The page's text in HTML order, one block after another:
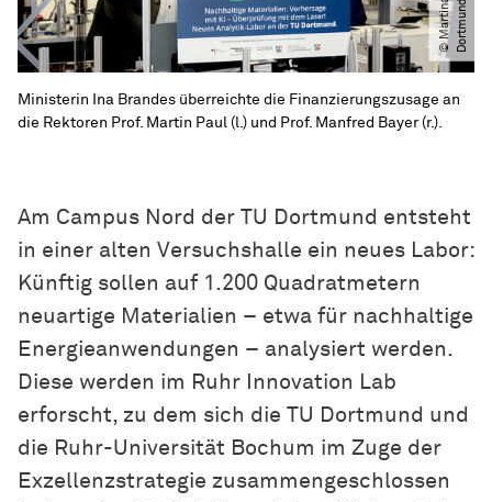
a
d
Ministerin Ina Brandes überreichte die Finanzierungszusage an
die Rektoren Prof. Martin Paul (l.) und Prof. Manfred Bayer (r.).
Am Campus Nord der TU Dortmund entsteht
in einer alten Versuchshalle ein neues Labor:
Künftig sollen auf 1.200 Quadratmetern
neuartige Materialien – etwa für nachhaltige
Energieanwendungen – analysiert werden.
Diese werden im Ruhr Innovation Lab
erforscht, zu dem sich die TU Dortmund und
die Ruhr-Universität Bochum im Zuge der
Exzellenzstrategie zusammengeschlossen